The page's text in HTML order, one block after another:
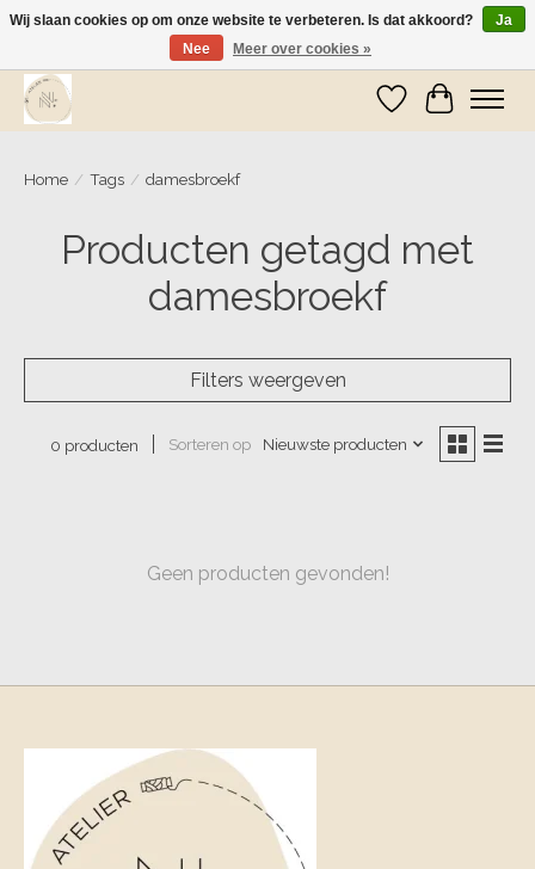
Wij zijn op vakantie! Vanaf zaterdag 9 mei worden er weer pakketjes verzonden
Verlanglijst
Home / Tags / damesbroekf
Producten getagd met
damesbroekf
Filters weergeven
0 producten Sorteren op Nieuwste producten
Geen producten gevonden!
Wij slaan cookies op om onze website te verbeteren. Is dat akkoord?
Ja
Nee
Meer over cookies »